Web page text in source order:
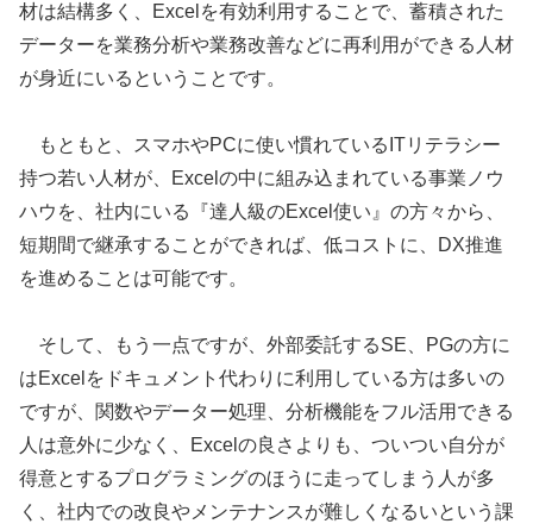
材は結構多く、Excelを有効利用することで、蓄積された
データーを業務分析や業務改善などに再利用ができる人材
が身近にいるということです。
もともと、スマホやPCに使い慣れているITリテラシー
持つ若い人材が、Excelの中に組み込まれている事業ノウ
ハウを、社内にいる『達人級のExcel使い』の方々から、
短期間で継承することができれば、低コストに、DX推進
を進めることは可能です。
そして、もう一点ですが、外部委託するSE、PGの方に
はExcelをドキュメント代わりに利用している方は多いの
ですが、関数やデーター処理、分析機能をフル活用できる
人は意外に少なく、Excelの良さよりも、ついつい自分が
得意とするプログラミングのほうに走ってしまう人が多
く、社内での改良やメンテナンスが難しくなるいという課